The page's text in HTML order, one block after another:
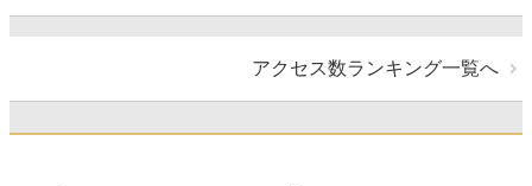
アクセス数ランキング一覧へ